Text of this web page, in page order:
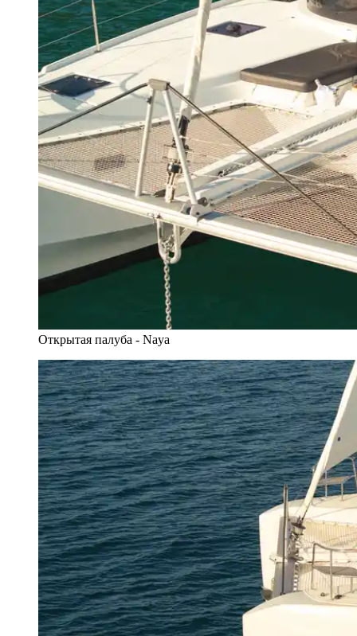
Открытая палуба - Naya